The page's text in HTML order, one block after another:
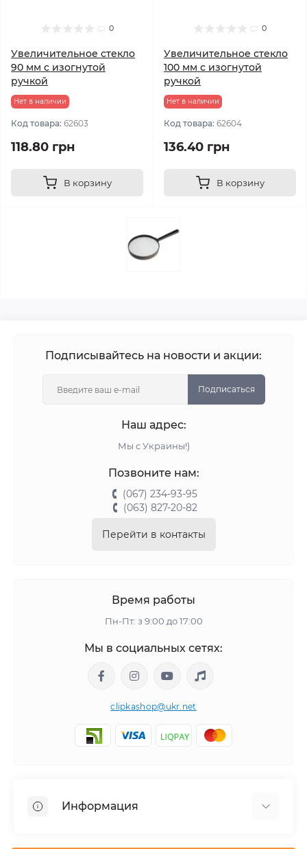
0
Увеличительное стекло
90 мм с изогнутой
ручкой
Нет в наличии
Код товара: 62603
118.80 грн
В корзину
0
Увеличительное стекло
100 мм с изогнутой
ручкой
Нет в наличии
Код товара: 62604
136.40 грн
В корзину
Подписывайтесь на новости и акции:
Подписаться
Наш адрес:
Мы с Украины!)
Позвоните нам:
(067) 234-93-95
(063) 827-20-82
Перейти в контакты
Время работы
Пн-Пт: з 9:00 до 17:00
Мы в социальных сетях:
clipkashop@ukr.net
Информация